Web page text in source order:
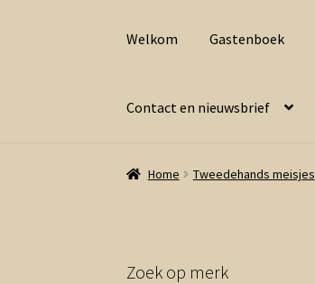
door
naar
Welkom Gastenboek
Contact en nieuwsbrief
Home Tweedehands meisjes
Zoek op merk